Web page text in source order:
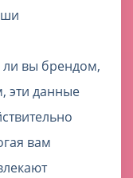
ли вы брендом,
эти данные
вам